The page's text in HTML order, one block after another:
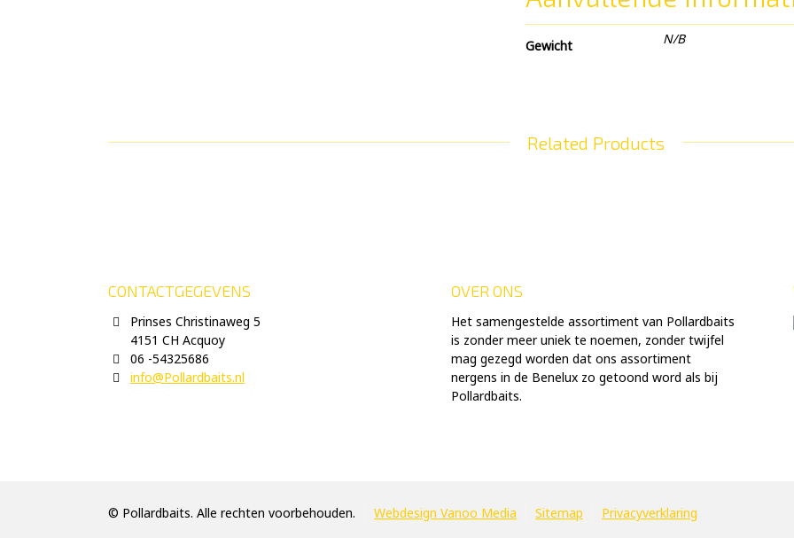
Gewicht N/B
Related Products
CONTACTGEGEVENS
Prinses Christinaweg 5
4151 CH Acquoy
06 -54325686
info@Pollardbaits.nl
OVER ONS
Het samengestelde assortiment van Pollardbaits
is zonder meer uniek te noemen, zonder twijfel
mag gezegd worden dat ons assortiment
nergens in de Benelux zo getoond word als bij
Pollardbaits.
© Pollardbaits. Alle rechten voorbehouden. Webdesign Vanoo Media Sitemap Privacyverklaring